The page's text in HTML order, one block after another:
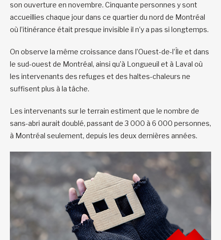
son ouverture en novembre. Cinquante personnes y sont
accueillies chaque jour dans ce quartier du nord de Montréal
où l’itinérance était presque invisible il n’y a pas si longtemps.
On observe la même croissance dans l’Ouest-de-l’Île et dans
le sud-ouest de Montréal, ainsi qu’à Longueuil et à Laval où
les intervenants des refuges et des haltes-chaleurs ne
suffisent plus à la tâche.
Les intervenants sur le terrain estiment que le nombre de
sans-abri aurait doublé, passant de 3 000 à 6 000 personnes,
à Montréal seulement, depuis les deux dernières années.